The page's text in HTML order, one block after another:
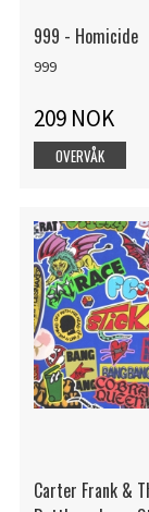
999 - Homicide
999
209 NOK
OVERVÅK
Carter Frank &